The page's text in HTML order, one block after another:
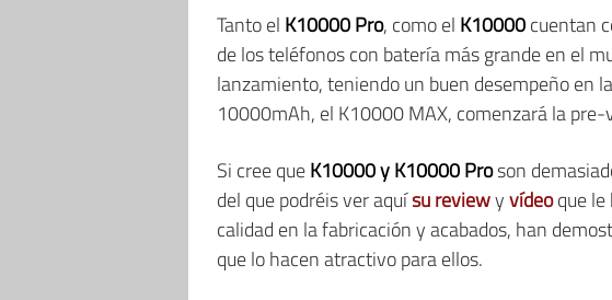
Tanto el K10000 Pro, como el K10000cuentan
de los teléfonos con batería más grande en el
lanzamiento, teniendo un buen desempeño en
10000mAh, el K10000 MAX, comenzará la
Si cree queK10000 y K10000 Proson
del que podréis ver aquísu reviewyvídeoque le
calidad en la fabricación y acabados, han
que lo hacen atractivo para ellos.